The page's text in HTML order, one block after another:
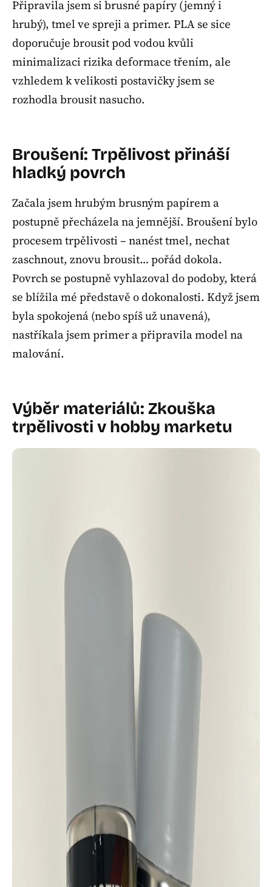
Připravila jsem si brusné papíry (jemný i
hrubý), tmel ve spreji a primer. PLA se sice
doporučuje brousit pod vodou kvůli
minimalizaci rizika deformace třením, ale
vzhledem k velikosti postavičky jsem se
rozhodla brousit nasucho.
Broušení: Trpělivost přináší
hladký povrch
Začala jsem hrubým brusným papírem a
postupně přecházela na jemnější. Broušení bylo
procesem trpělivosti – nanést tmel, nechat
zaschnout, znovu brousit… pořád dokola.
Povrch se postupně vyhlazoval do podoby, která
se blížila mé představě o dokonalosti. Když jsem
byla spokojená (nebo spíš už unavená),
nastříkala jsem primer a připravila model na
malování.
Výběr materiálů: Zkouška
trpělivosti v hobby marketu